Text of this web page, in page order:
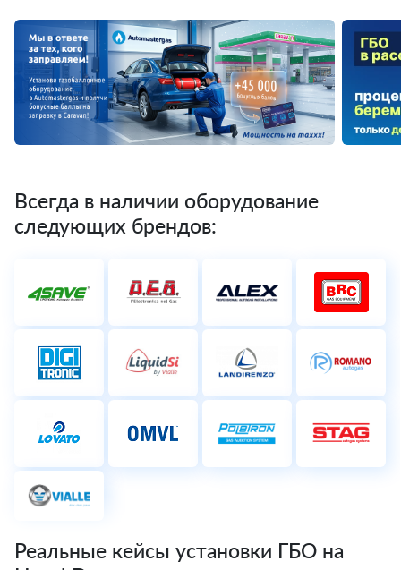
Всегда в наличии оборудование
следующих брендов:
Реальные кейсы установки ГБО на